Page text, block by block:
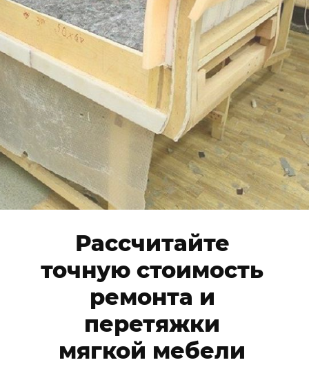
Рассчитайте
точную стоимость
ремонта и
перетяжки
мягкой мебели